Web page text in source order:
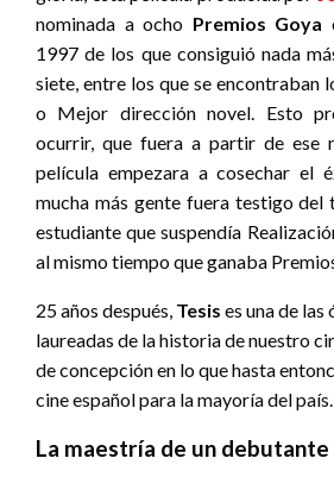
nominada a ocho Premios Goya
1997 de los que consiguió nada
siete, entre los que se encontraban
o Mejor dirección novel. Esto
ocurrir, que fuera a partir de ese
película empezara a cosechar el
mucha más gente fuera testigo del
estudiante que suspendía
al mismo tiempo que ganaba
25 años después, Tesis es una de las
laureadas de la historia de nuestro
de concepción en lo que hasta
cine español para la mayoría del país.
La maestría de un debutante